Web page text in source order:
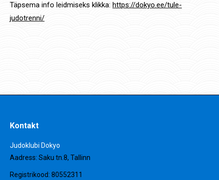
Täpsema info leidmiseks klikka: https://dokyo.ee/tule-
judotrenni/
Kontakt
Judoklubi Dokyo
Aadress: Saku tn.8, Tallinn
Registrikood: 80552311